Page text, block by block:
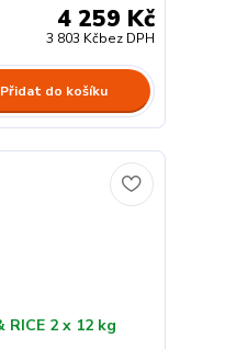
4 259 Kč
3 803 Kčbez DPH
Přidat do košíku